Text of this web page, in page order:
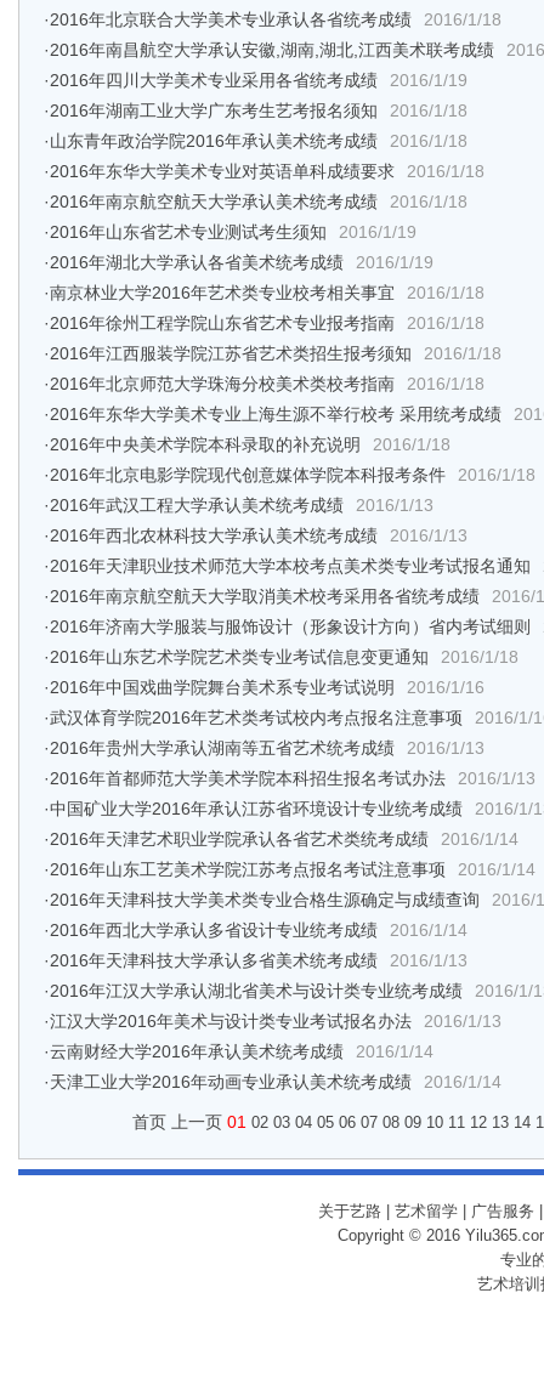
·2016年北京联合大学美术专业承认各省统考成绩
2016/1/18
·2016年南昌航空大学承认安徽,湖南,湖北,江西美术联考成绩
·2016年四川大学美术专业采用各省统考成绩
2016/1/19
·2016年湖南工业大学广东考生艺考报名须知
2016/1/18
·山东青年政治学院2016年承认美术统考成绩
2016/1/18
·2016年东华大学美术专业对英语单科成绩要求
2016/1/18
·2016年南京航空航天大学承认美术统考成绩
2016/1/18
·2016年山东省艺术专业测试考生须知
2016/1/19
·2016年湖北大学承认各省美术统考成绩
2016/1/19
·南京林业大学2016年艺术类专业校考相关事宜
2016/1/18
·2016年徐州工程学院山东省艺术专业报考指南
2016/1/18
·2016年江西服装学院江苏省艺术类招生报考须知
2016/1/18
·2016年北京师范大学珠海分校美术类校考指南
2016/1/18
·2016年东华大学美术专业上海生源不举行校考 采用统考成绩
·2016年中央美术学院本科录取的补充说明
2016/1/18
·2016年北京电影学院现代创意媒体学院本科报考条件
2016/1/18
·2016年武汉工程大学承认美术统考成绩
2016/1/13
·2016年西北农林科技大学承认美术统考成绩
2016/1/13
·2016年天津职业技术师范大学本校考点美术类专业考试报名通知
·2016年南京航空航天大学取消美术校考采用各省统考成绩
2016/
·2016年济南大学服装与服饰设计（形象设计方向）省内考试细则
·2016年山东艺术学院艺术类专业考试信息变更通知
2016/1/18
·2016年中国戏曲学院舞台美术系专业考试说明
2016/1/16
·武汉体育学院2016年艺术类考试校内考点报名注意事项
2016/1/
·2016年贵州大学承认湖南等五省艺术统考成绩
2016/1/13
·2016年首都师范大学美术学院本科招生报名考试办法
2016/1/13
·中国矿业大学2016年承认江苏省环境设计专业统考成绩
2016/1/
·2016年天津艺术职业学院承认各省艺术类统考成绩
2016/1/14
·2016年山东工艺美术学院江苏考点报名考试注意事项
2016/1/14
·2016年天津科技大学美术类专业合格生源确定与成绩查询
2016/
·2016年西北大学承认多省设计专业统考成绩
2016/1/14
·2016年天津科技大学承认多省美术统考成绩
2016/1/13
·2016年江汉大学承认湖北省美术与设计类专业统考成绩
2016/1/
·江汉大学2016年美术与设计类专业考试报名办法
2016/1/13
·云南财经大学2016年承认美术统考成绩
2016/1/14
·天津工业大学2016年动画专业承认美术统考成绩 2016/1/14
首页 上一页 01 02 03 04 05 06 07 08 09 10 11 12 13 14
关于艺路 艺术留学 广告服务
Copyright © 2016
专业
艺术培